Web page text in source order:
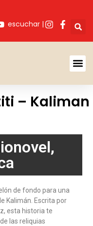
escuchar |
– Kaliman
de fondo para una
Kalimán. Escrita por
esta historia te
las reliquias